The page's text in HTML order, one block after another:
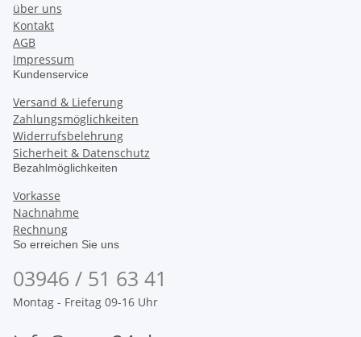
über uns
Kontakt
AGB
Impressum
Kundenservice
Versand & Lieferung
Zahlungsmöglichkeiten
Widerrufsbelehrung
Sicherheit & Datenschutz
Bezahlmöglichkeiten
Vorkasse
Nachnahme
Rechnung
So erreichen Sie uns
03946 / 51 63 41
Montag - Freitag 09-16 Uhr